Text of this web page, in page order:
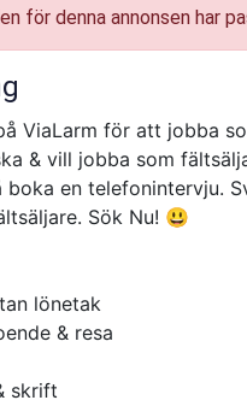
för denna annonsen har
ViaLarm för att jobba
& vill jobba som
en telefonintervju.
Sök Nu! 😃
lönetak
& resa
skrift